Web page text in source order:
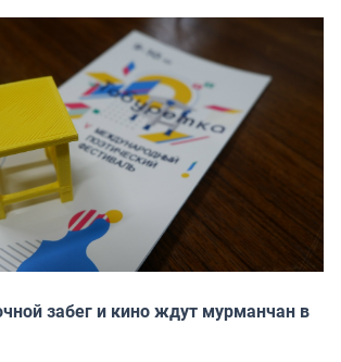
забег и кино ждут мурманчан в